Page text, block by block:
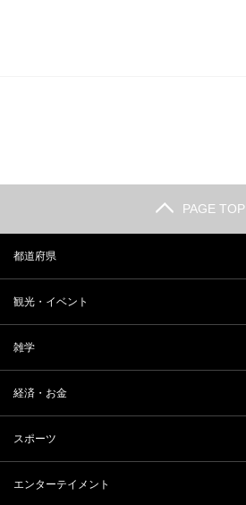
PAGE TOP
都道府県
観光・イベント
雑学
経済・お金
スポーツ
エンターテイメント